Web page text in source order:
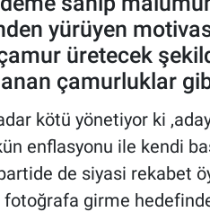
yürüyen
üretecek
çamurluklar
kötü yönetiyor ki
enflasyonu ile kendi
de siyasi rekabet
girme